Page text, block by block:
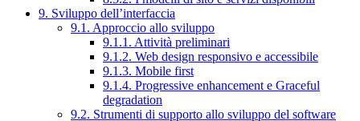
9. Sviluppo dell’interfaccia
9.1. Approccio allo sviluppo
9.1.1. Attività preliminari
9.1.2. Web design responsivo e accessibile
9.1.3. Mobile first
9.1.4. Progressive enhancement e Graceful
degradation
9.2. Strumenti di supporto allo sviluppo del software